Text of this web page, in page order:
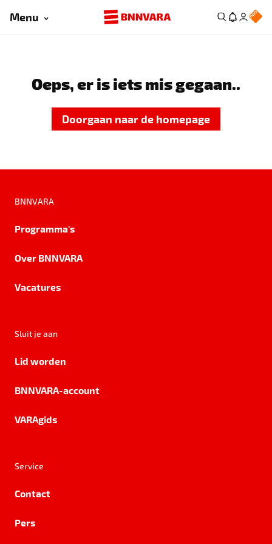
Menu
Oeps, er is iets mis gegaan..
Doorgaan naar de homepage
BNNVARA
Programma's
Over BNNVARA
Vacatures
Sluit je aan
Lid worden
BNNVARA-account
VARAgids
Service
Contact
Pers